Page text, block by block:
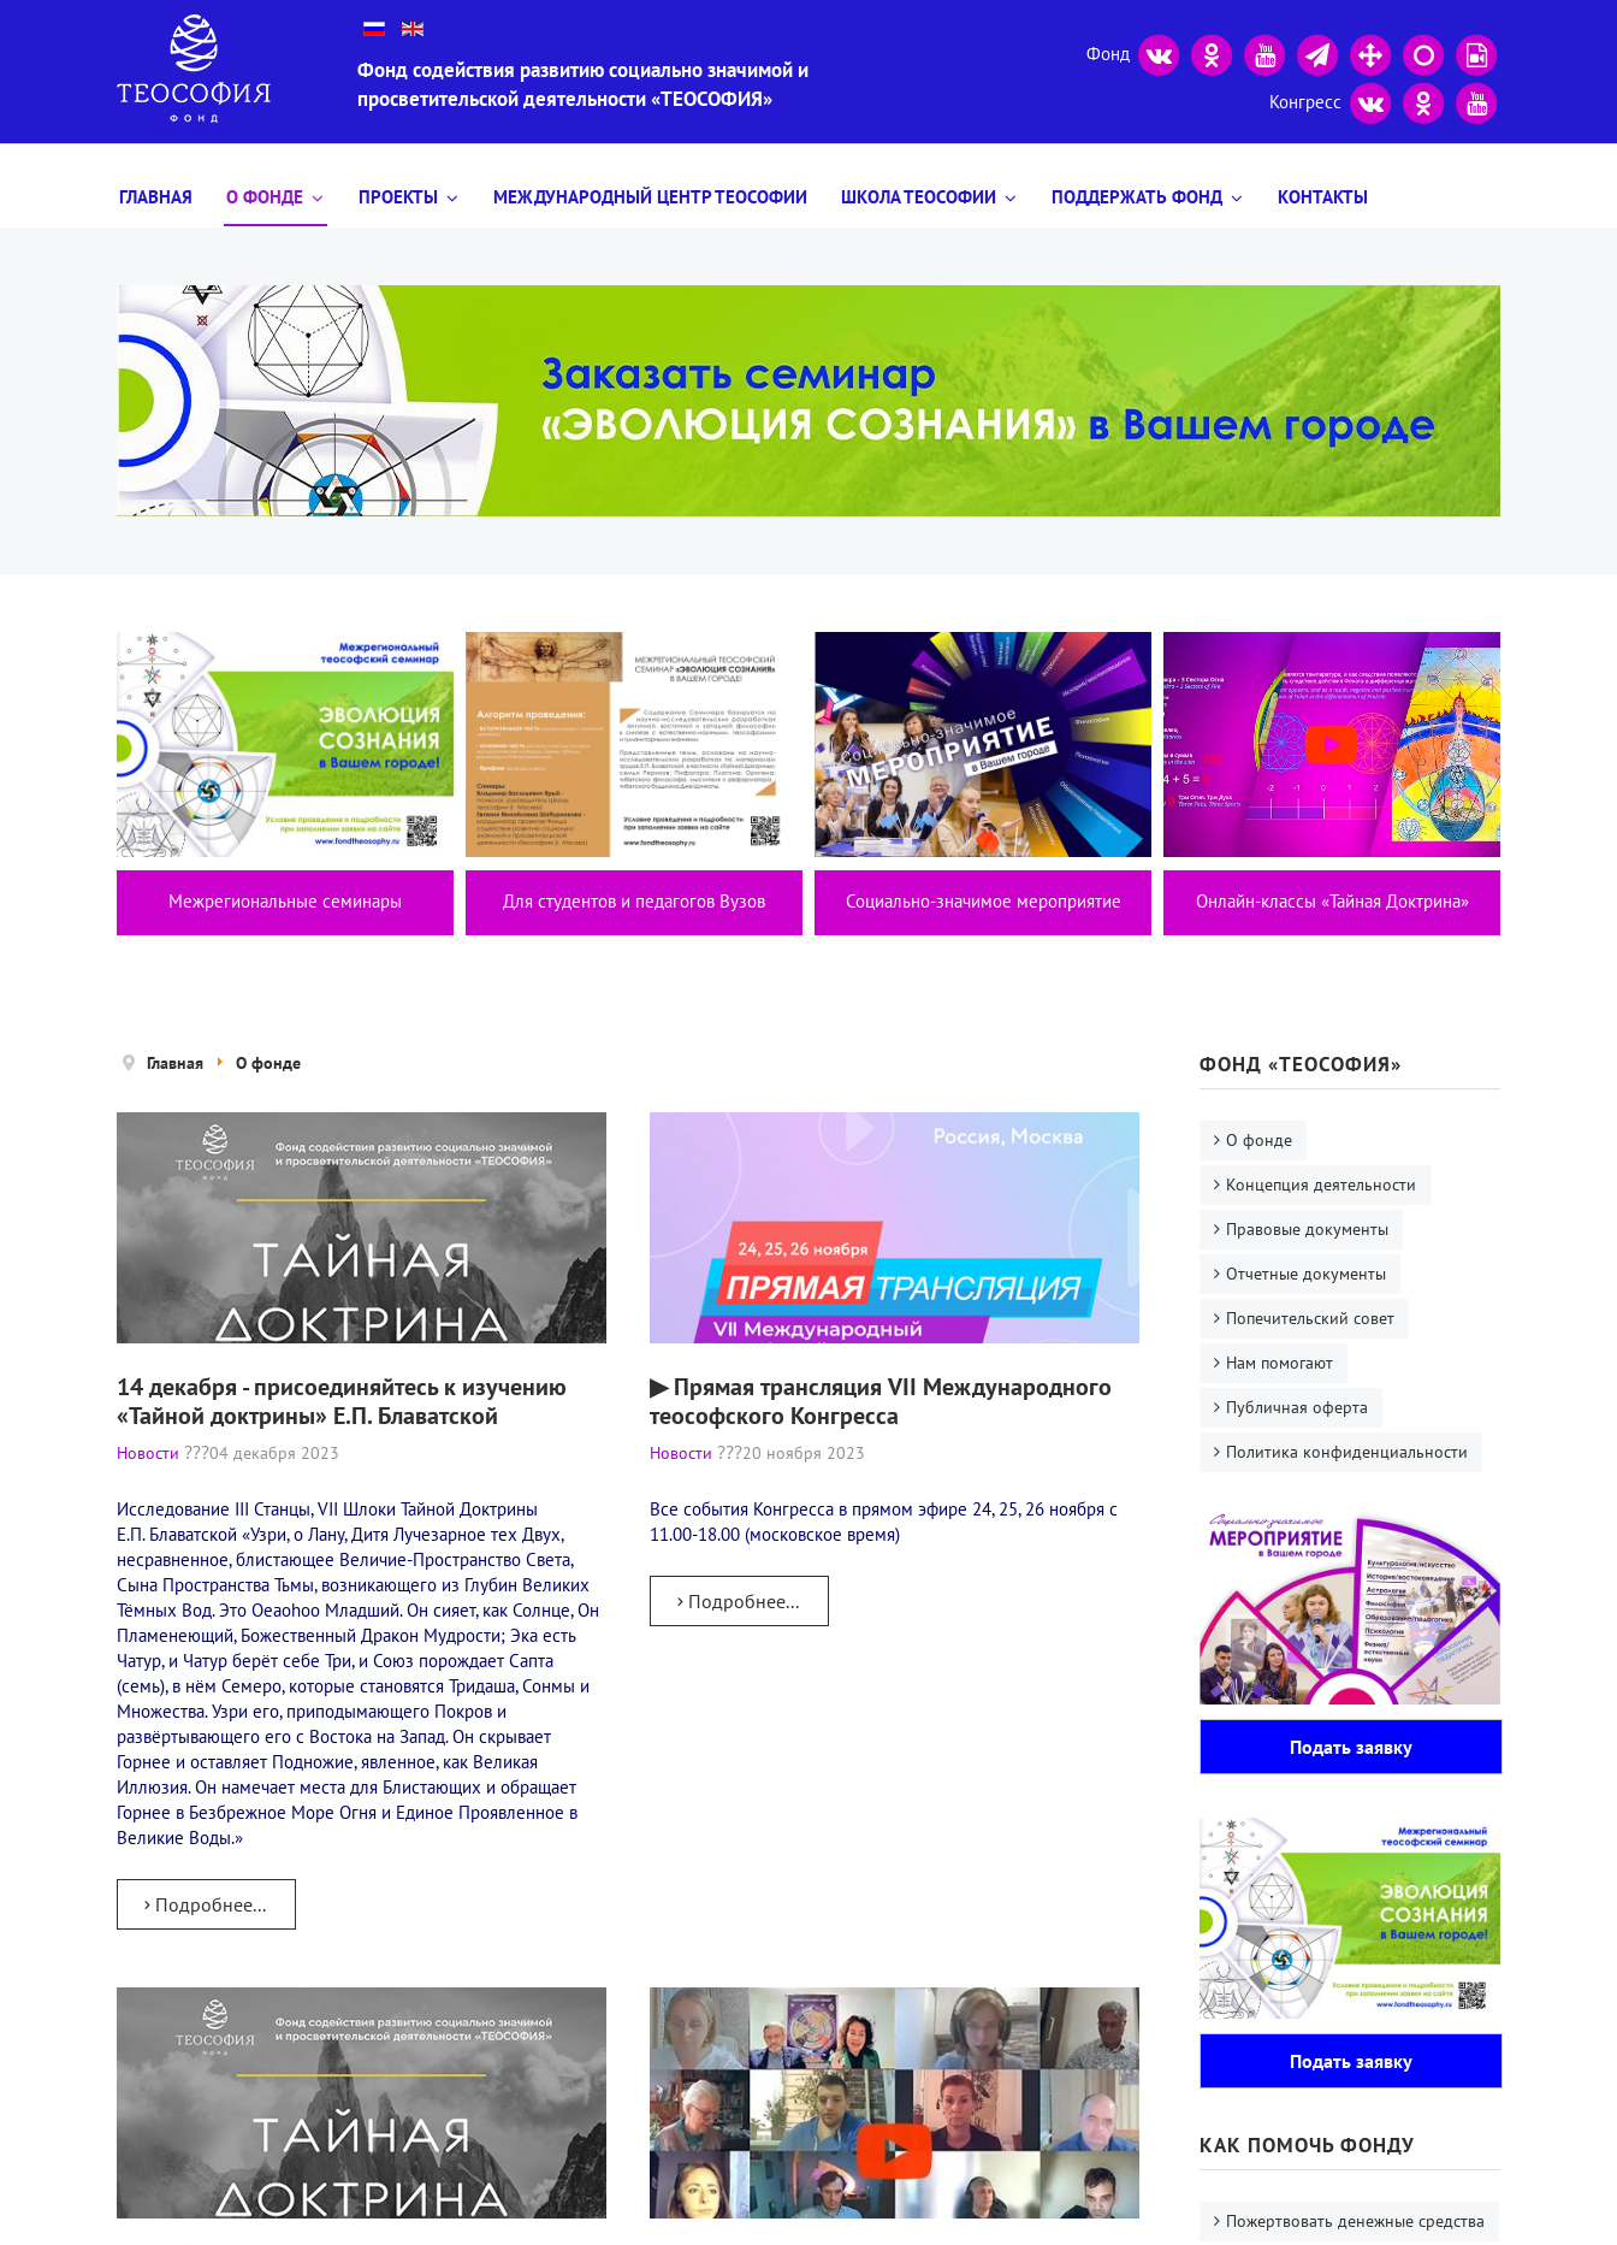
Фонд содействия развитию социально значимой и
просветительской деятельности «ТЕОСОФИЯ»
Фонд
Конгресс
ГЛАВНАЯ О ФОНДЕ ПРОЕКТЫ МЕЖДУНАРОДНЫЙ ЦЕНТР ТЕОСОФИИ ШКОЛА ТЕОСОФИИ ПОДДЕРЖАТЬ ФОНД КОНТАКТЫ
Межрегиональные семинары Для студентов и педагогов Вузов Социально-значимое мероприятие Онлайн-классы «Тайная Доктрина»
Главная О фонде
14 декабря - присоединяйтесь к изучению
«Тайной доктрины» Е.П. Блаватской
Новости 04 декабря 2023
Исследование III Станцы, VII Шлоки Тайной Доктрины
Е.П. Блаватской «Узри, о Лану, Дитя Лучезарное тех Двух,
несравненное, блистающее Величие-Пространство Света,
Сына Пространства Тьмы, возникающего из Глубин Великих
Тёмных Вод. Это Oeaohoo Младший. Он сияет, как Солнце, Он
Пламенеющий, Божественный Дракон Мудрости; Эка есть
Чатур, и Чатур берёт себе Три, и Союз порождает Сапта
(семь), в нём Семеро, которые становятся Тридаша, Сонмы и
Множества. Узри его, приподымающего Покров и
развёртывающего его с Востока на Запад. Он скрывает
Горнее и оставляет Подножие, явленное, как Великая
Иллюзия. Он намечает места для Блистающих и обращает
Горнее в Безбрежное Море Огня и Единое Проявленное в
Великие Воды.»
Подробнее...
▶ Прямая трансляция VII Международного
теософского Конгресса
Новости 20 ноября 2023
Все события Конгресса в прямом эфире 24, 25, 26 ноября с
11.00-18.00 (московское время)
Подробнее...
ФОНД «ТЕОСОФИЯ»
О фонде
Концепция деятельности
Правовые документы
Отчетные документы
Попечительский совет
Нам помогают
Публичная оферта
Политика конфиденциальности
Подать заявку
Подать заявку
КАК ПОМОЧЬ ФОНДУ
Пожертвовать денежные средства